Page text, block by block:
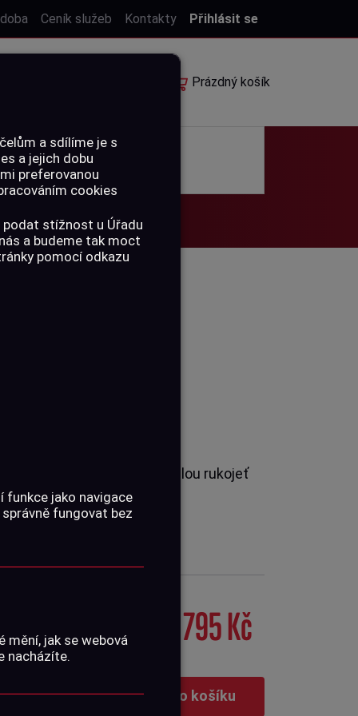
a sdílíme je s
a jejich dobu
preferovanou
cookies
podat stížnost u Úřadu
a budeme tak moct
pomocí odkazu
funkce jako navigace
fungovat bez
mění, jak se webová
nacházíte.
Ceník služeb Kontakty Přihlásit se
Prázdný košík
POUKAZY
& KOCH
GUMA -
grip, který pokrývá celou rukojeť
a...
795 Kč
Vložit do košíku